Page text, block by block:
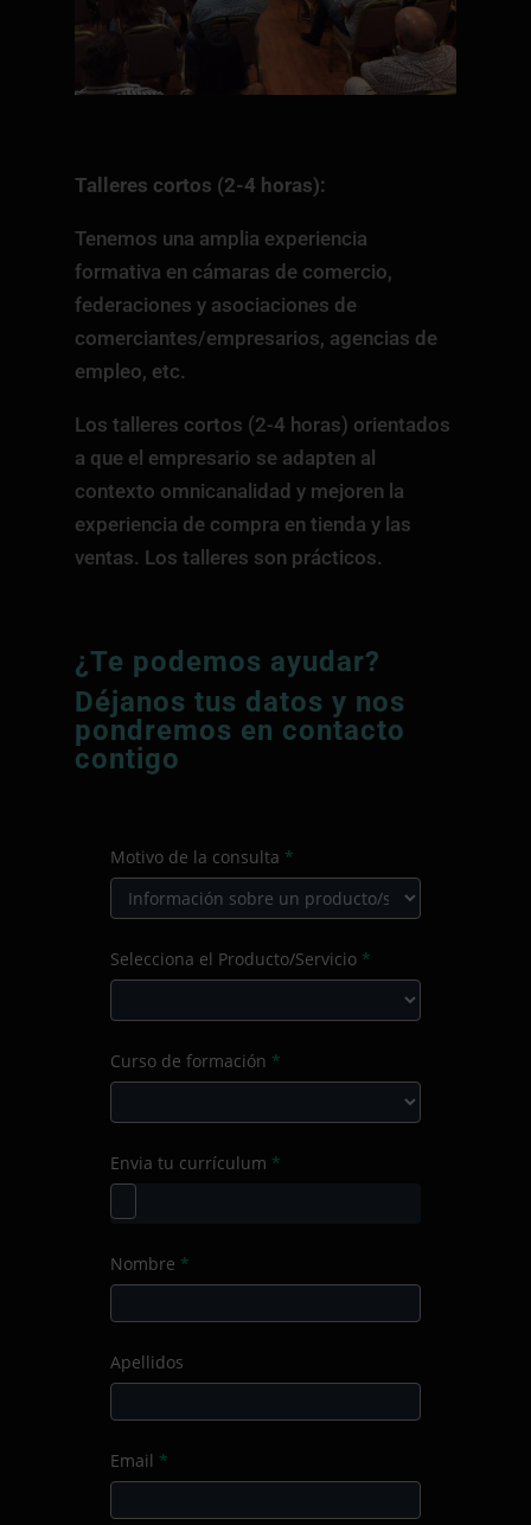
Talleres cortos (2-4 horas):
Tenemos una amplia experiencia
formativa en cámaras de comercio,
federaciones y asociaciones de
comerciantes/empresarios, agencias de
empleo, etc.
Los talleres cortos (2-4 horas) orientados
a que el empresario se adapten al
contexto omnicanalidad y mejoren la
experiencia de compra en tienda y las
ventas. Los talleres son prácticos.
¿Te podemos ayudar?
Déjanos tus datos y nos
pondremos en contacto
contigo
CONTACTO
PRINCIPAL
Motivo de la consulta *
de
Selecciona el Producto/Servicio *
el
Producto/Servicio
Curso de formación *
de
Envia tu currículum *
Nombre *
Apellidos
Email *